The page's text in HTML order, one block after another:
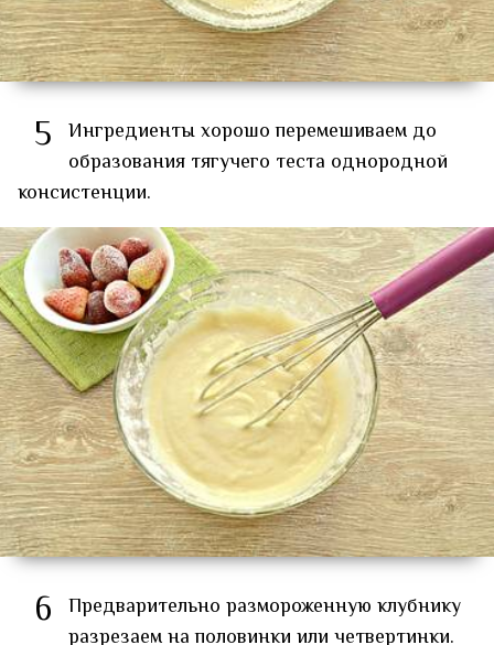
5 Ингредиенты хорошо перемешиваем до
образования тягучего теста однородной
консистенции.
6 Предварительно размороженную клубнику
разрезаем на половинки или четвертинки.